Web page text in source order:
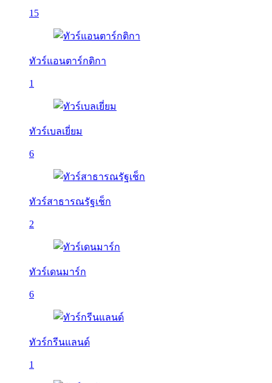
15
ทัวร์แอนตาร์กติกา
1
ทัวร์เบลเยี่ยม
6
ทัวร์สาธารณรัฐเช็ก
2
ทัวร์เดนมาร์ก
6
ทัวร์กรีนแลนด์
1